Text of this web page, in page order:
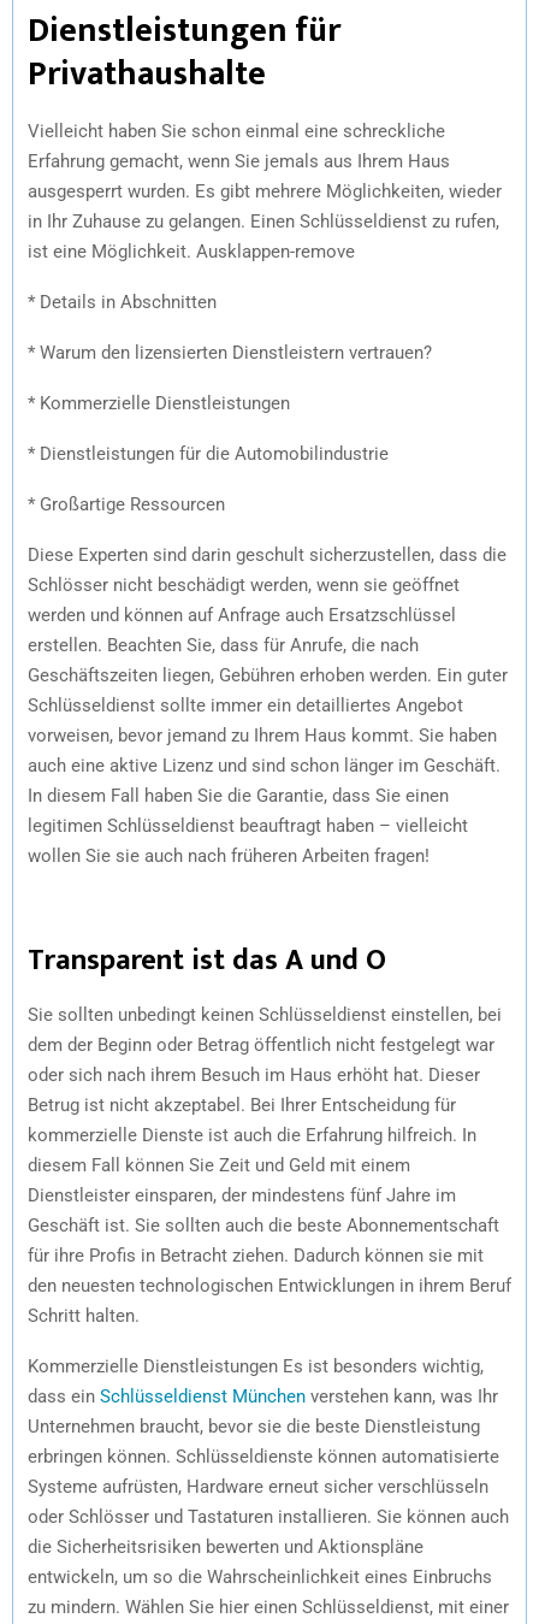
Dienstleistungen für
Privathaushalte
Vielleicht haben Sie schon einmal eine schreckliche
Erfahrung gemacht, wenn Sie jemals aus Ihrem Haus
ausgesperrt wurden. Es gibt mehrere Möglichkeiten, wieder
in Ihr Zuhause zu gelangen. Einen Schlüsseldienst zu rufen,
ist eine Möglichkeit. Ausklappen-remove
* Details in Abschnitten
* Warum den lizensierten Dienstleistern vertrauen?
* Kommerzielle Dienstleistungen
* Dienstleistungen für die Automobilindustrie
* Großartige Ressourcen
Diese Experten sind darin geschult sicherzustellen, dass die
Schlösser nicht beschädigt werden, wenn sie geöffnet
werden und können auf Anfrage auch Ersatzschlüssel
erstellen. Beachten Sie, dass für Anrufe, die nach
Geschäftszeiten liegen, Gebühren erhoben werden. Ein guter
Schlüsseldienst sollte immer ein detailliertes Angebot
vorweisen, bevor jemand zu Ihrem Haus kommt. Sie haben
auch eine aktive Lizenz und sind schon länger im Geschäft.
In diesem Fall haben Sie die Garantie, dass Sie einen
legitimen Schlüsseldienst beauftragt haben – vielleicht
wollen Sie sie auch nach früheren Arbeiten fragen!
Transparent ist das A und O
Sie sollten unbedingt keinen Schlüsseldienst einstellen, bei
dem der Beginn oder Betrag öffentlich nicht festgelegt war
oder sich nach ihrem Besuch im Haus erhöht hat. Dieser
Betrug ist nicht akzeptabel. Bei Ihrer Entscheidung für
kommerzielle Dienste ist auch die Erfahrung hilfreich. In
diesem Fall können Sie Zeit und Geld mit einem
Dienstleister einsparen, der mindestens fünf Jahre im
Geschäft ist. Sie sollten auch die beste Abonnementschaft
für ihre Profis in Betracht ziehen. Dadurch können sie mit
den neuesten technologischen Entwicklungen in ihrem Beruf
Schritt halten.
Kommerzielle Dienstleistungen Es ist besonders wichtig,
dass ein Schlüsseldienst München verstehen kann, was Ihr
Unternehmen braucht, bevor sie die beste Dienstleistung
erbringen können. Schlüsseldienste können automatisierte
Systeme aufrüsten, Hardware erneut sicher verschlüsseln
oder Schlösser und Tastaturen installieren. Sie können auch
die Sicherheitsrisiken bewerten und Aktionspläne
entwickeln, um so die Wahrscheinlichkeit eines Einbruchs
zu mindern. Wählen Sie hier einen Schlüsseldienst, mit einer